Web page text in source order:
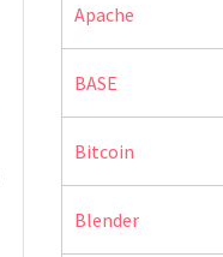
Apache
BASE
Bitcoin
Blender